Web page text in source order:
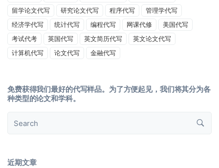
留学论文代写
研究论文代写 程序代写
管理学代写
经济学代写
统计代写 编程代写 网课代修
美国代写
考试代考
英国代写 英文简历代写
英文论文代写
计算机代写
论文代写 金融代写
免费获得我们最好的代写样品。为了方便起见，我们将其分为各
种类型的论文和学科。
近期文章